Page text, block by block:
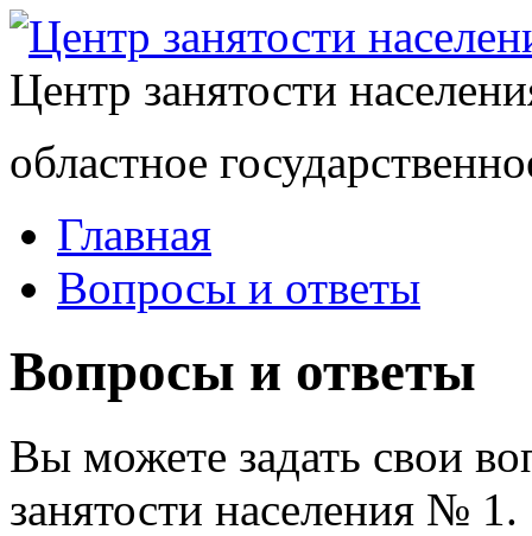
Центр занятости
областное
Главная
Вопросы и ответы
Вопросы и ответы
Вы можете задать свои
занятости населения № 1.